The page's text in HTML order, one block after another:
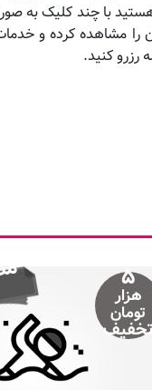
هستید با چند کلیک
مشاهده کرده و
رزرو کنید.
۵
هزار
تومان